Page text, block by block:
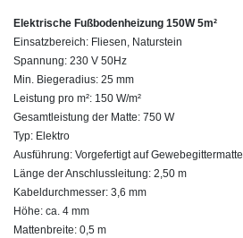
Elektrische Fußbodenheizung 150W 5m²
Einsatzbereich: Fliesen, Naturstein
Spannung: 230 V 50Hz
Min. Biegeradius: 25 mm
Leistung pro m²: 150 W/m²
Gesamtleistung der Matte: 750 W
Typ: Elektro
Ausführung: Vorgefertigt auf Gewebegittermatte
Länge der Anschlussleitung: 2,50 m
Kabeldurchmesser: 3,6 mm
Höhe: ca. 4 mm
Mattenbreite: 0,5 m